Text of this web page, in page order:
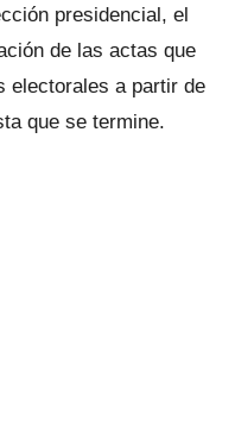
presidencial, el
de las actas que
electorales a partir de
que se termine.